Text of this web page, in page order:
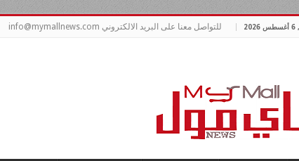
للتواصل معنا على البريد الالكتروني info@mymallnews.com